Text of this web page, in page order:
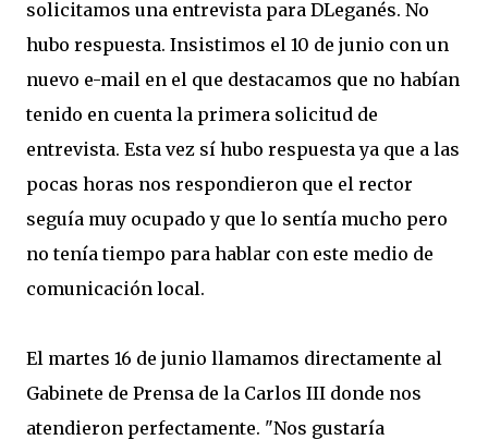
solicitamos una entrevista para DLeganés. No
hubo respuesta. Insistimos el 10 de junio con un
nuevo e-mail en el que destacamos que no habían
tenido en cuenta la primera solicitud de
entrevista. Esta vez sí hubo respuesta ya que a las
pocas horas nos respondieron que el rector
seguía muy ocupado y que lo sentía mucho pero
no tenía tiempo para hablar con este medio de
comunicación local.
El martes 16 de junio llamamos directamente al
Gabinete de Prensa de la Carlos III donde nos
atendieron perfectamente. "Nos gustaría